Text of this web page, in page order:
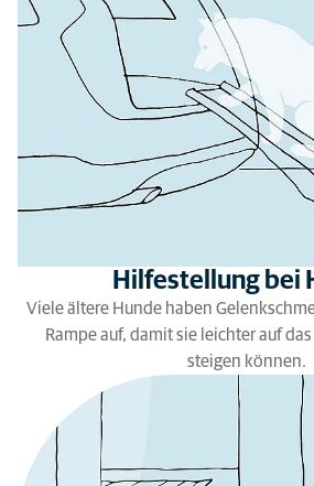
Hilfestellung bei
Viele ältere Hunde haben
Rampe auf, damit sie leichter auf
steigen können.